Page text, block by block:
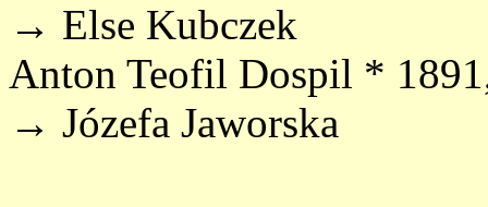
→ Else Kubczek
Anton Teofil Dospil *
→ Józefa Jaworska